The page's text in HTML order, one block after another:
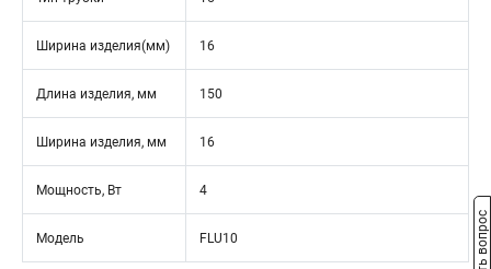
Ширина изделия(мм) 16
Длина изделия, мм 150
Ширина изделия, мм 16
Мощность, Вт 4
Модель FLU10